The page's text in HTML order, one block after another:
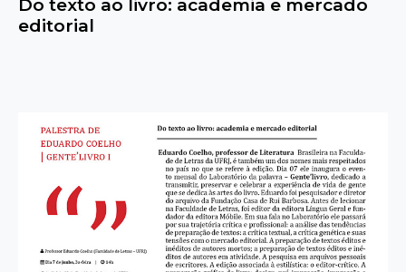
Do texto ao livro: academia e mercado
editorial